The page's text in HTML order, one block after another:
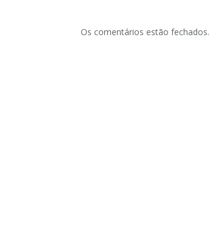
Os comentários estão fechados.